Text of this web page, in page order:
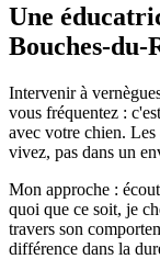
Une
Bouches-du-
Intervenir à
vous fréquentez :
avec votre chien. Les
vivez, pas dans un
Mon approche :
quoi que ce soit, je
travers son
différence dans la